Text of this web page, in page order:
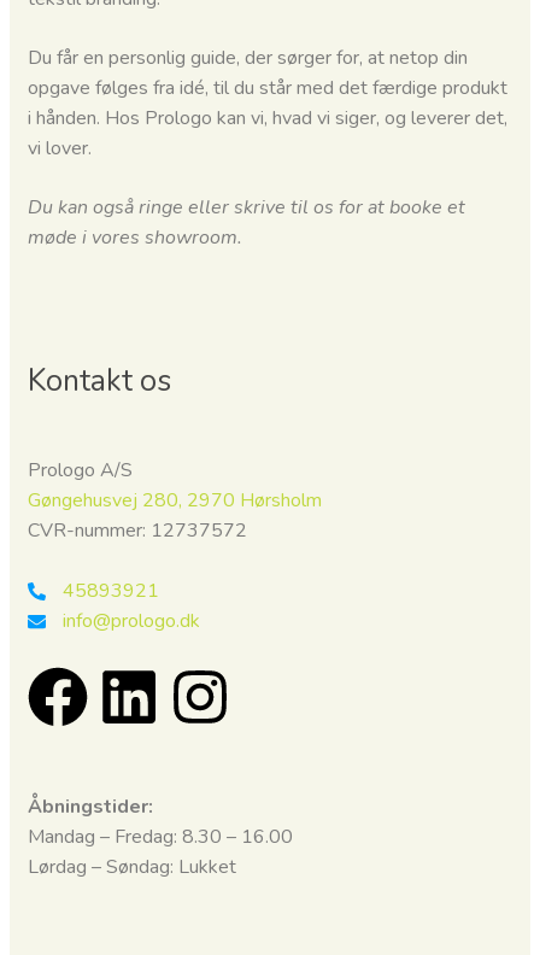
Du får en personlig guide, der sørger for, at netop din
opgave følges fra idé, til du står med det færdige produkt
i hånden. Hos Prologo kan vi, hvad vi siger, og leverer det,
vi lover.
Du kan også ringe eller skrive til os for at booke et
møde i vores showroom.
Kontakt os
Prologo A/S
Gøngehusvej 280, 2970 Hørsholm
CVR-nummer: 12737572
45893921
info@prologo.dk
Åbningstider:
Mandag – Fredag: 8.30 – 16.00
Lørdag – Søndag: Lukket